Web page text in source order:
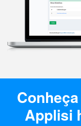
Applisi